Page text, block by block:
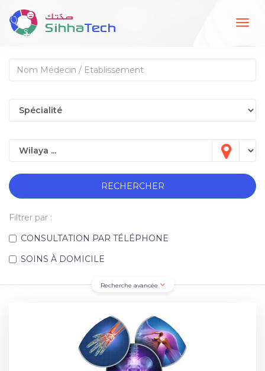
RECHERCHER
Filtrer par :
CONSULTATION PAR TÉLÉPHONE
SOINS À DOMICILE
Recherche avancée